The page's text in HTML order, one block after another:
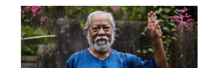
และวางแผนมาเป็นอย่างดี อาจมีใครที่มีขีดความสามารถสูงกว่า
บีอาร์เอ็น มาเลเซีย และกองทัพไทย ไม่ต้องการให้เกิดความสงบ
ก็ได้